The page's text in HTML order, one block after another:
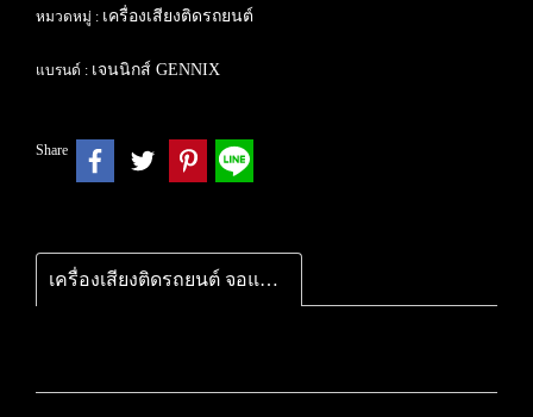
หมวดหมู่ : เครื่องเสียงติดรถยนต์
แบรนด์ : เจนนิกส์ GENNIX
Share
เครื่องเสียงติดรถยนต์ จอแอนดรอยด์